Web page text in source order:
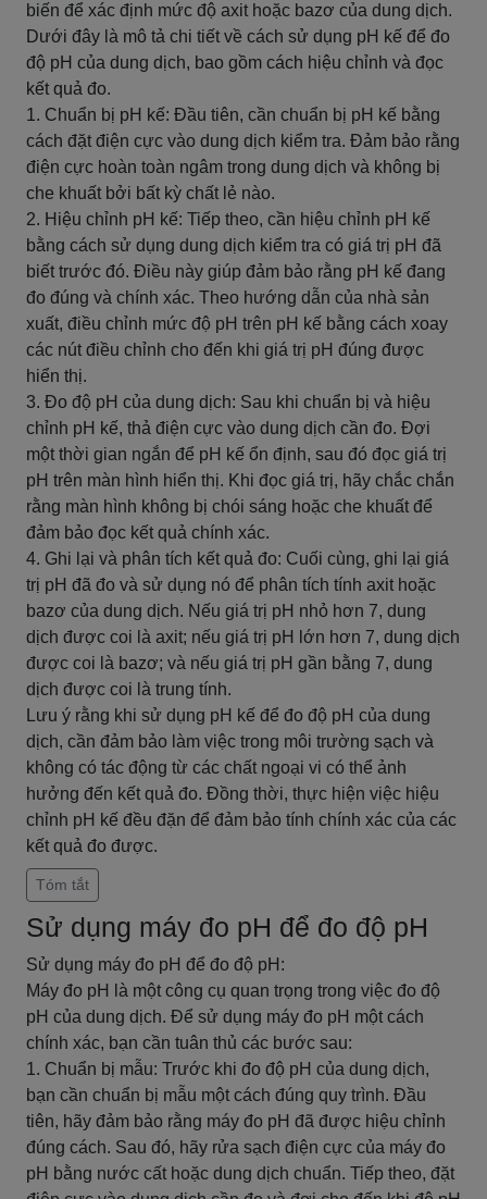
biến để xác định mức độ axit hoặc bazơ của dung dịch.
Dưới đây là mô tả chi tiết về cách sử dụng pH kế để đo
độ pH của dung dịch, bao gồm cách hiệu chỉnh và đọc
kết quả đo.
1. Chuẩn bị pH kế: Đầu tiên, cần chuẩn bị pH kế bằng
cách đặt điện cực vào dung dịch kiểm tra. Đảm bảo rằng
điện cực hoàn toàn ngâm trong dung dịch và không bị
che khuất bởi bất kỳ chất lẻ nào.
2. Hiệu chỉnh pH kế: Tiếp theo, cần hiệu chỉnh pH kế
bằng cách sử dụng dung dịch kiểm tra có giá trị pH đã
biết trước đó. Điều này giúp đảm bảo rằng pH kế đang
đo đúng và chính xác. Theo hướng dẫn của nhà sản
xuất, điều chỉnh mức độ pH trên pH kế bằng cách xoay
các nút điều chỉnh cho đến khi giá trị pH đúng được
hiển thị.
3. Đo độ pH của dung dịch: Sau khi chuẩn bị và hiệu
chỉnh pH kế, thả điện cực vào dung dịch cần đo. Đợi
một thời gian ngắn để pH kế ổn định, sau đó đọc giá trị
pH trên màn hình hiển thị. Khi đọc giá trị, hãy chắc chắn
rằng màn hình không bị chói sáng hoặc che khuất để
đảm bảo đọc kết quả chính xác.
4. Ghi lại và phân tích kết quả đo: Cuối cùng, ghi lại giá
trị pH đã đo và sử dụng nó để phân tích tính axit hoặc
bazơ của dung dịch. Nếu giá trị pH nhỏ hơn 7, dung
dịch được coi là axit; nếu giá trị pH lớn hơn 7, dung dịch
được coi là bazơ; và nếu giá trị pH gần bằng 7, dung
dịch được coi là trung tính.
Lưu ý rằng khi sử dụng pH kế để đo độ pH của dung
dịch, cần đảm bảo làm việc trong môi trường sạch và
không có tác động từ các chất ngoại vi có thể ảnh
hưởng đến kết quả đo. Đồng thời, thực hiện việc hiệu
chỉnh pH kế đều đặn để đảm bảo tính chính xác của các
kết quả đo được.
Tóm tắt
Sử dụng máy đo pH để đo độ pH
Sử dụng máy đo pH để đo độ pH:
Máy đo pH là một công cụ quan trọng trong việc đo độ
pH của dung dịch. Để sử dụng máy đo pH một cách
chính xác, bạn cần tuân thủ các bước sau:
1. Chuẩn bị mẫu: Trước khi đo độ pH của dung dịch,
bạn cần chuẩn bị mẫu một cách đúng quy trình. Đầu
tiên, hãy đảm bảo rằng máy đo pH đã được hiệu chỉnh
đúng cách. Sau đó, hãy rửa sạch điện cực của máy đo
pH bằng nước cất hoặc dung dịch chuẩn. Tiếp theo, đặt